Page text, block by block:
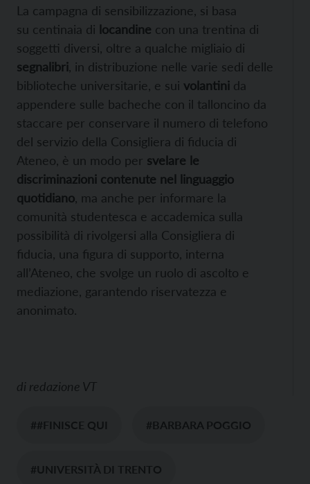
La campagna di sensibilizzazione, si basa
su centinaia di locandine con una trentina di
soggetti diversi, oltre a qualche migliaio di
segnalibri , in distribuzione nelle varie sedi delle
biblioteche universitarie, e sui volantini da
appendere sulle bacheche con il talloncino da
staccare per conservare il numero di telefono
del servizio della Consigliera di fiducia di
Ateneo, è un modo per svelare le
discriminazioni contenute nel linguaggio
quotidiano , ma anche per informare la
comunità studentesca e accademica sulla
possibilità di rivolgersi alla Consigliera di
fiducia, una figura di supporto, interna
all’Ateneo, che svolge un ruolo di ascolto e
mediazione, garantendo riservatezza e
anonimato.
di redazione VT
##FINISCE QUI #BARBARA POGGIO
#UNIVERSITÀ DI TRENTO